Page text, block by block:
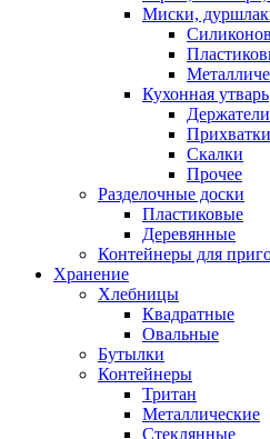
Миски,
Кухонная утварь
Прихватки
Скалки
Прочее
Разделочные доски
Пластиковые
Деревянные
Контейнеры для
Хранение
Хлебницы
Квадратные
Овальные
Бутылки
Контейнеры
Тритан
Металлические
Стеклянные